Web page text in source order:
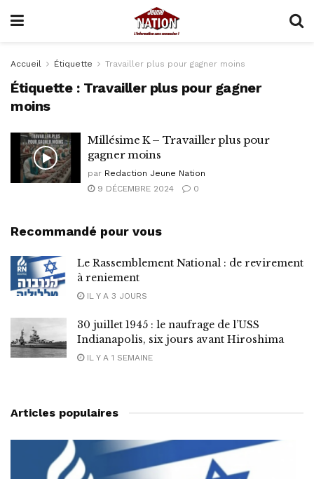
Accueil Étiquette Travailler plus pour gagner moins
Étiquette : Travailler plus pour gagner
moins
Millésime K – Travailler plus pour
gagner moins
par Redaction Jeune Nation
9 DÉCEMBRE 2024
0
Recommandé pour vous
Le Rassemblement National : de revirement
à reniement
IL Y A 3 JOURS
30 juillet 1945 : le naufrage de l’USS
Indianapolis, six jours avant Hiroshima
IL Y A 1 SEMAINE
Articles populaires